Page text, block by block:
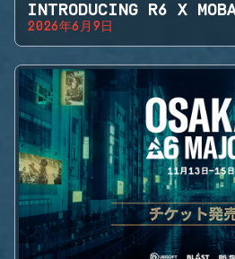
INTRODUCING R6 X
2026年6月9日